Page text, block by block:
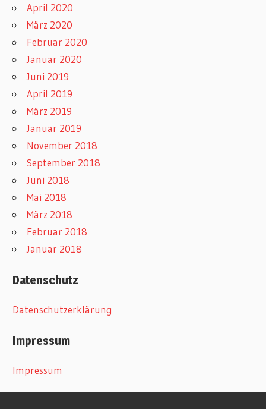
April 2020
März 2020
Februar 2020
Januar 2020
Juni 2019
April 2019
März 2019
Januar 2019
November 2018
September 2018
Juni 2018
Mai 2018
März 2018
Februar 2018
Januar 2018
Datenschutz
Datenschutzerklärung
Impressum
Impressum